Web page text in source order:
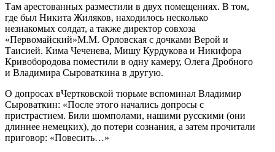
Там арестованных разместили в двух помещениях. В том,
где был Никита Жиляков, находилось несколько
незнакомых солдат, а также директор совхоза
«Первомайский»М.М. Орловская с дочками Верой и
Таисией. Кима Чеченева, Мишу Курдукова и Никифора
Кривобородова поместили в одну камеру, Олега Дробного
и Владимира Сыроваткина в другую.
О допросах вЧертковской тюрьме вспоминал Владимир
Сыроваткин: «После этого начались допросы с
пристрастием. Били шомполами, нашими русскими (они
длиннее немецких), до потери сознания, а затем прочитали
приговор: «Повесить…»